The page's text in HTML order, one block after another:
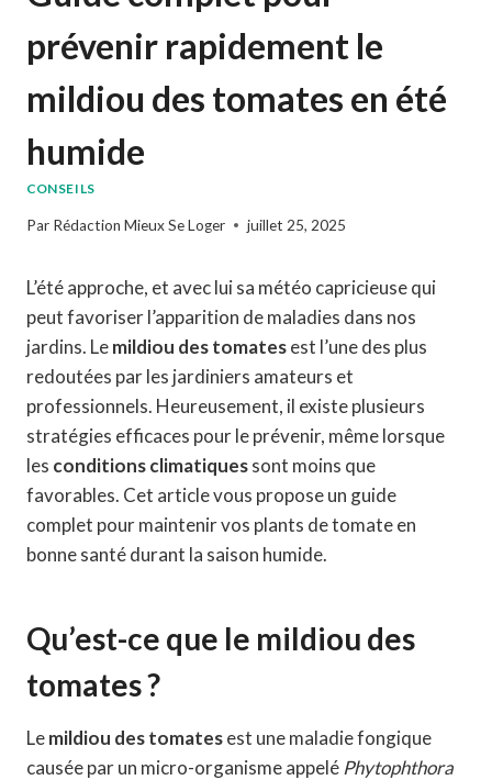
prévenir rapidement le
mildiou des tomates en été
humide
CONSEILS
Par Rédaction Mieux Se Loger juillet 25, 2025
L’été approche, et avec lui sa météo capricieuse qui
peut favoriser l’apparition de maladies dans nos
jardins. Lemildiou des tomatesest l’une des plus
redoutées par les jardiniers amateurs et
professionnels. Heureusement, il existe plusieurs
stratégies efficaces pour le prévenir, même lorsque
les conditions climatiquessont moins que
favorables. Cet article vous propose un guide
complet pour maintenir vos plants de tomate en
bonne santé durant la saison humide.
Qu’est-ce que le mildiou des
tomates ?
Lemildiou des tomatesest une maladie fongique
causée par un micro-organisme appelé Phytophthora